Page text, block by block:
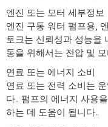
엔진 또는 모터 세부정보
엔진 구동 워터 펌프용,
토크는 신뢰성과 성능을
동을 위해서는 전압 및
연료 또는 에너지 소비
연료 또는 전력 소비는
다.. 펌프의 에너지 사용
하는 데 도움이 됩니다..